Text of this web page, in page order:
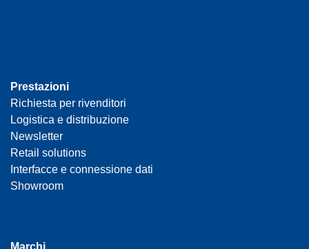
Prestazioni
Richiesta per rivenditori
Logistica e distribuzione
Newsletter
Retail solutions
Interfacce e connessione dati
Showroom
Marchi